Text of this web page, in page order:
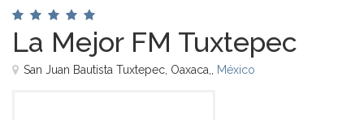
La Mejor FM Tuxtepec
San Juan Bautista Tuxtepec, Oaxaca,, México